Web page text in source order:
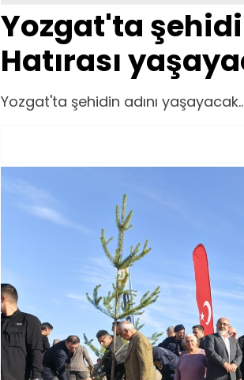
Yozgat'ta
Hatırası
Yozgat'ta şehidin adını